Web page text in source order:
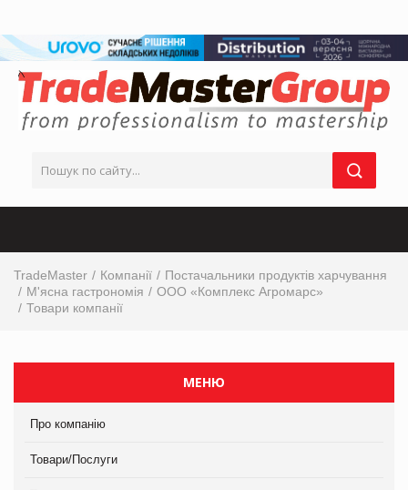
TradeMaster Компанії
Постачальники продуктів харчування
М'ясна гастрономія
ООО «Комплекс Агромарс»
Товари компанії
МЕНЮ
Про компанію
Товари/Послуги